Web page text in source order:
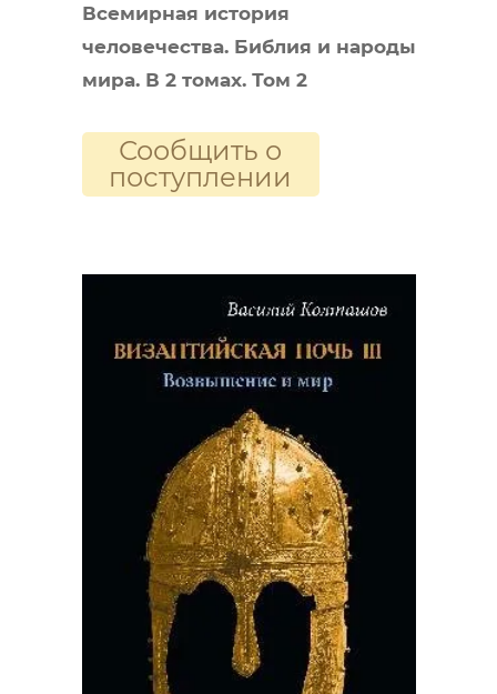
Всемирная история
человечества. Библия и народы
мира. В 2 томах. Том 2
Сообщить о
поступлении